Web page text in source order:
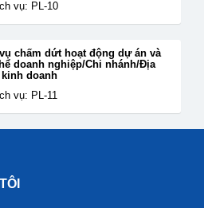
vụ: PL-10
chấm dứt hoạt động dự án và
doanh nghiệp/Chi nhánh/Địa
doanh
vụ: PL-11